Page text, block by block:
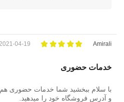
Amirali
04-19
خدمات حضوری
با سلام ببخشید شما خدمات حضوری هم
و آدرس فروشگاه خود را میدهید.